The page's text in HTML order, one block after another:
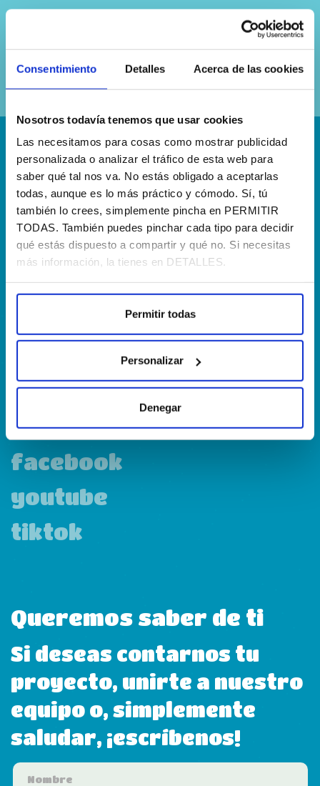
Consentimiento Detalles Acerca de las cookies
Nosotros todavía tenemos que usar cookies
Las necesitamos para cosas como mostrar publicidad
personalizada o analizar el tráfico de esta web para
saber qué tal nos va. No estás obligado a aceptarlas
todas, aunque es lo más práctico y cómodo. Sí, tú
también lo crees, simplemente pincha en PERMITIR
TODAS. También puedes pinchar cada tipo para decidir
qué estás dispuesto a compartir y qué no. Si necesitas
más información, la tienes en DETALLES.
Permitir todas
Personalizar
Denegar
política de
privacidad
¡Escríbenos!
hola@agenciapisto.com
¿Hablamos?!
(+34) 910 40 46 33
¿Dónde estamos?
linkedin
instagram
facebook
youtube
tiktok
Queremos saber de ti
Si deseas contarnos tu
proyecto, unirte a nuestro
equipo o, simplemente
saludar, ¡escríbenos!